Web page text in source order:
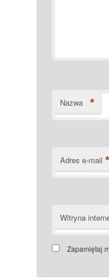
Nazwa *
Adres e-mail *
Witryna
Zapamiętaj